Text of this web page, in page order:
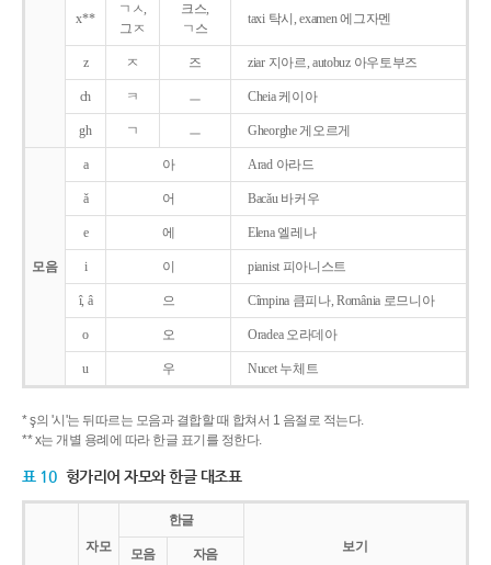
x**
ㄱㅅ,
그ㅈ
크스,
ㄱ스
taxi 탁시, examen 에그자멘
z ㅈ 즈 ziar 지아르, autobuz 아우토부즈
ch ㅋ ㅡ Cheia 케이아
gh ㄱ ㅡ Gheorghe 게오르게
모음
a 아 Arad 아라드
ǎ 어 Bacǎu 바커우
e 에 Elena 엘레나
i 이 pianist 피아니스트
î, â 으 Cîmpina 큼피나, România 로므니아
o 오 Oradea 오라데아
u 우 Nucet 누체트
* ş의 '시'는 뒤따르는 모음과 결합할 때 합쳐서 1 음절로 적는다.
** x는 개별 용례에 따라 한글 표기를 정한다.
표 10 헝가리어 자모와 한글 대조표
자모
한글
보기
모음
자음